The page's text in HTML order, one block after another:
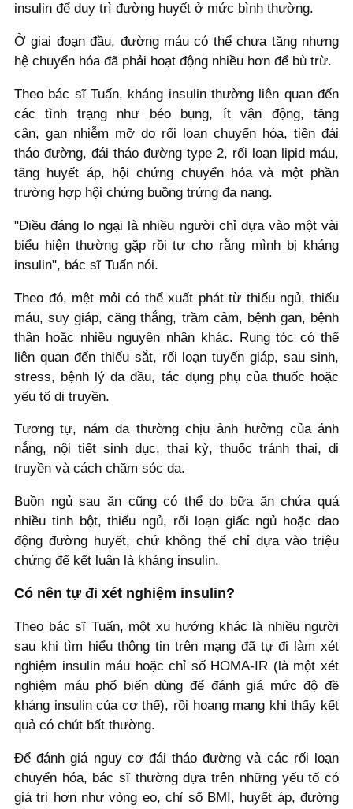
insulin để duy trì đường huyết ở mức bình thường.
Ở giai đoạn đầu, đường máu có thể chưa tăng nhưng
hệ chuyển hóa đã phải hoạt động nhiều hơn để bù trừ.
Theo bác sĩ Tuấn, kháng insulin thường liên quan đến
các tình trạng như béo bụng, ít vận động, tăng
cân, gan nhiễm mỡ do rối loạn chuyển hóa, tiền đái
tháo đường, đái tháo đường type 2, rối loạn lipid máu,
tăng huyết áp, hội chứng chuyển hóa và một phần
trường hợp hội chứng buồng trứng đa nang.
"Điều đáng lo ngại là nhiều người chỉ dựa vào một vài
biểu hiện thường gặp rồi tự cho rằng mình bị kháng
insulin", bác sĩ Tuấn nói.
Theo đó, mệt mỏi có thể xuất phát từ thiếu ngủ, thiếu
máu, suy giáp, căng thẳng, trầm cảm, bệnh gan, bệnh
thận hoặc nhiều nguyên nhân khác. Rụng tóc có thể
liên quan đến thiếu sắt, rối loạn tuyến giáp, sau sinh,
stress, bệnh lý da đầu, tác dụng phụ của thuốc hoặc
yếu tố di truyền.
Tương tự, nám da thường chịu ảnh hưởng của ánh
nắng, nội tiết sinh dục, thai kỳ, thuốc tránh thai, di
truyền và cách chăm sóc da.
Buồn ngủ sau ăn cũng có thể do bữa ăn chứa quá
nhiều tinh bột, thiếu ngủ, rối loạn giấc ngủ hoặc dao
động đường huyết, chứ không thể chỉ dựa vào triệu
chứng để kết luận là kháng insulin.
Có nên tự đi xét nghiệm insulin?
Theo bác sĩ Tuấn, một xu hướng khác là nhiều người
sau khi tìm hiểu thông tin trên mạng đã tự đi làm xét
nghiệm insulin máu hoặc chỉ số HOMA-IR (là một xét
nghiệm máu phổ biến dùng để đánh giá mức độ đề
kháng insulin của cơ thể), rồi hoang mang khi thấy kết
quả có chút bất thường.
Để đánh giá nguy cơ đái tháo đường và các rối loạn
chuyển hóa, bác sĩ thường dựa trên những yếu tố có
giá trị hơn như vòng eo, chỉ số BMI, huyết áp, đường